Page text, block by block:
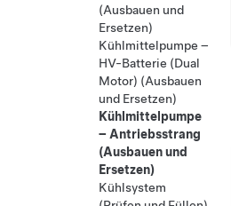
(Ausbauen und
Ersetzen)
Kühlmittelpumpe –
HV-Batterie (Dual
Motor) (Ausbauen
und Ersetzen)
Kühlmittelpumpe
– Antriebsstrang
(Ausbauen und
Ersetzen)
Kühlsystem